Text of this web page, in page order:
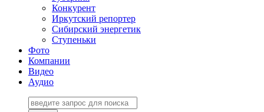
Конкурент
Иркутский репортер
Сибирский энергетик
Ступеньки
Фото
Компании
Видео
Аудио